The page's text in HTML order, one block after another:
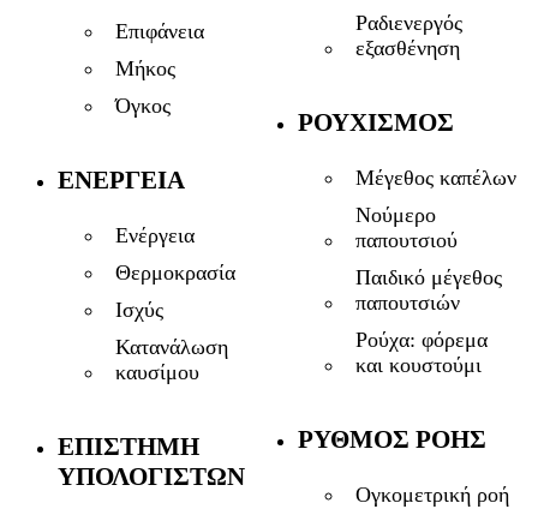
Επιφάνεια
Μήκος
Όγκος
ΕΝΈΡΓΕΙΑ
Ενέργεια
Θερμοκρασία
Ισχύς
Κατανάλωση
καυσίμου
ΕΠΙΣΤΉΜΗ
ΥΠΟΛΟΓΙΣΤΏΝ
Ραδιενεργός
εξασθένηση
ΡΟΥΧΙΣΜΌΣ
Μέγεθος καπέλων
Νούμερο
παπουτσιού
Παιδικό μέγεθος
παπουτσιών
Ρούχα: φόρεμα
και κουστούμι
ΡΥΘΜΌΣ ΡΟΉΣ
Ογκομετρική ροή